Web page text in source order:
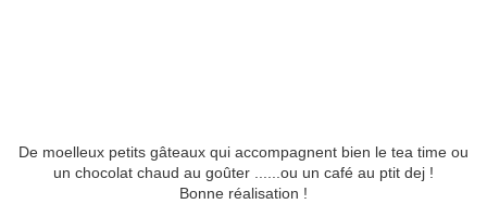
De moelleux petits gâteaux qui accompagnent bien le tea time ou
un chocolat chaud au goûter ......ou un café au ptit dej !
Bonne réalisation !